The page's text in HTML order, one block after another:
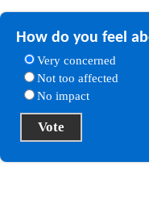
How do you feel
Very concerned
Not too affected
No impact